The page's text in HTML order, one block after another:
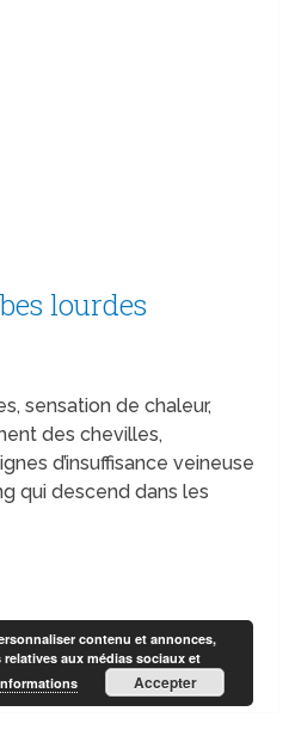
lourdes
sensation de chaleur,
des chevilles,
d’insuffisance veineuse
qui descend dans les
contenu et annonces,
aux médias sociaux et
Accepter